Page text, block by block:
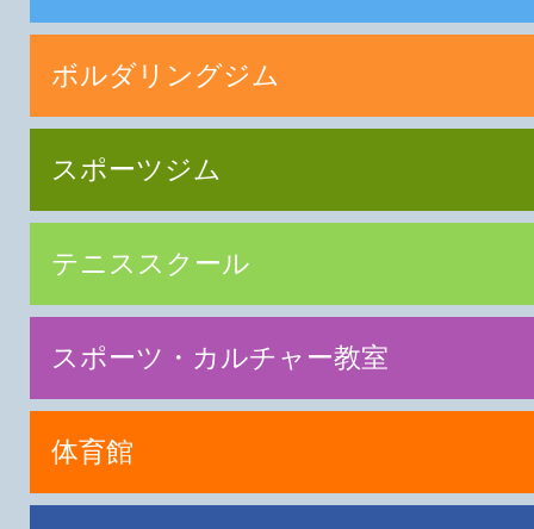
ボルダリングジム
スポーツジム
テニススクール
スポーツ・カルチャー教室
体育館